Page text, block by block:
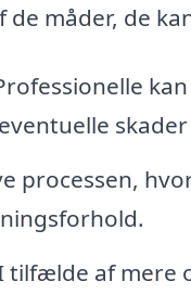
måder, de
processen,
tilfælde af mere